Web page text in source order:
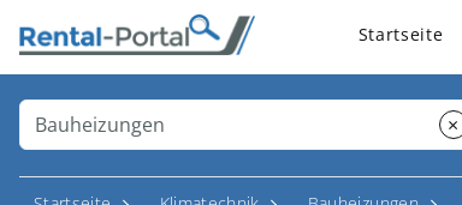
Startseite
×